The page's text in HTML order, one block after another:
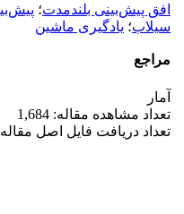
افق پیش‌بینی بلندمدت؛
سیلاب؛ یادگیری ماشین
مراجع
آمار
تعداد مشاهده مقاله: 1,684
تعداد دریافت فایل اصل مقاله: